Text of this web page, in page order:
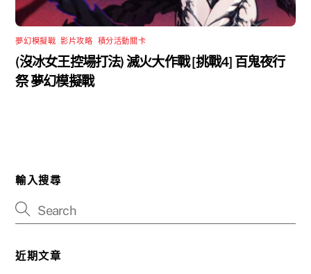
夢幻模擬戰 ,影片攻略 積分活動關卡
(沒冰女王控場打法) 滅火大作戰 [挑戰4] 百鬼夜行
祭 夢幻模擬戰
輸入搜尋
近期文章